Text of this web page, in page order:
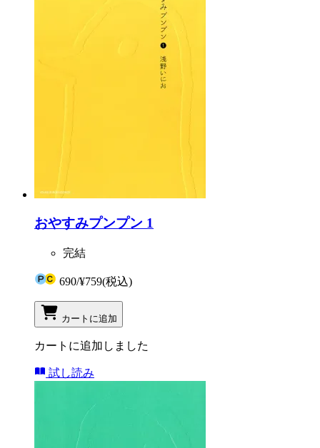
おやすみプンプン 1
完結
690/¥759(税込)
カートに追加
カートに追加しました
試し読み